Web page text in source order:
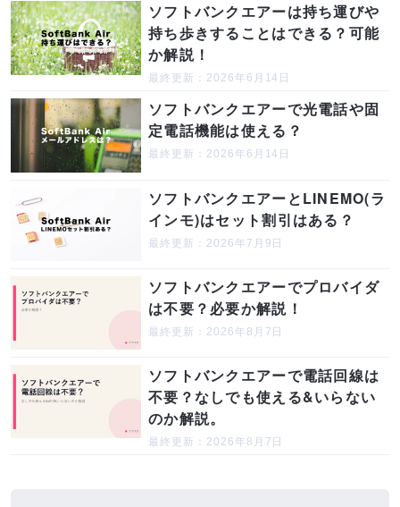
ソフトバンクエアーは持ち運びや
持ち歩きすることはできる？可能
か解説！
最終更新：2026年6月14日
ソフトバンクエアーで光電話や固
定電話機能は使える？
最終更新：2026年6月14日
ソフトバンクエアーとLINEMO(ラ
インモ)はセット割引はある？
最終更新：2026年7月9日
ソフトバンクエアーでプロバイダ
は不要？必要か解説！
最終更新：2026年8月7日
ソフトバンクエアーで電話回線は
不要？なしでも使える&いらない
のか解説。
最終更新：2026年8月7日